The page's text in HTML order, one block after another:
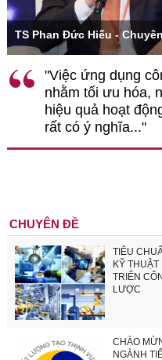
TS Phan Đức Hiếu -
"Việc ứng dụng
nhằm tối ưu hóa,
hiệu quả hoạt
rất có ý nghĩa..."
CHUYÊN ĐỀ
TIÊU
KỸ
TRIỂN
LƯỢC
CHÀO
NGÀNH